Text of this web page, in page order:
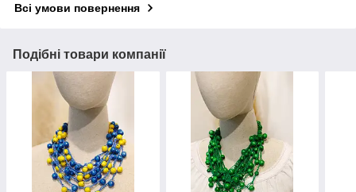
Всі умови повернення
Подібні товари компанії